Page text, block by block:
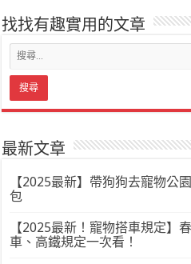
找找有趣實用的文章
最新文章
【2025最新】帶狗狗去寵物公
包
【2025最新！寵物搭車規定】
車、高鐵規定一次看！